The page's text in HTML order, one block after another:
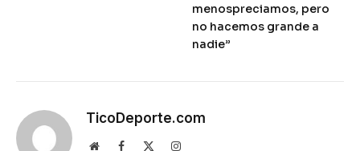
menospreciamos, pero
no hacemos grande a
nadie”
TicoDeporte.com
WebsiteFacebook Instagram